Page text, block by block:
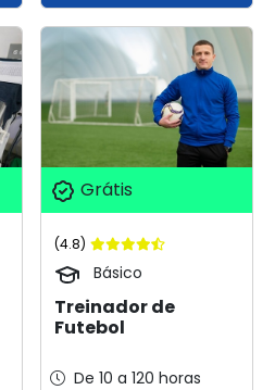
Grátis
(4.8)
Básico
Treinador de
Futebol
De 10 a 120 horas